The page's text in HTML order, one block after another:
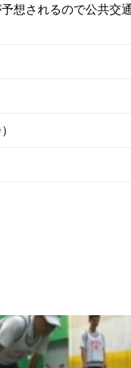
想されるので公共交